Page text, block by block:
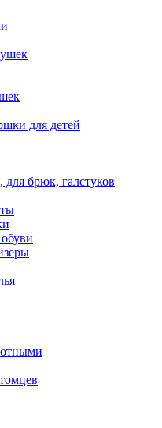
для детей
брюк, галстуков